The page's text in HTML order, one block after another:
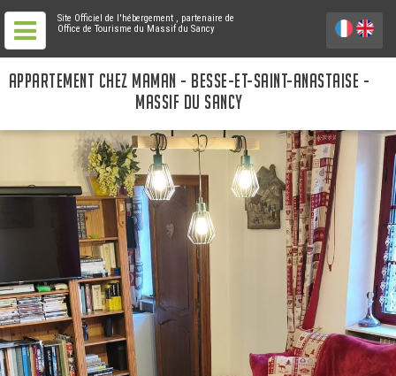
Site Officiel de l'hébergement , partenaire de
Office de Tourisme du Massif du Sancy
APPARTEMENT CHEZ MAMAN - BESSE-ET-SAINT-ANASTAISE -
MASSIF DU SANCY